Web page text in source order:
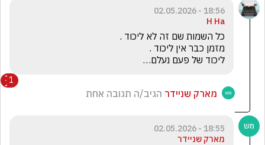
18:56 - 02.05.2026
H Ha
ליכוד של פעם נעלם…
1
מארק שניידר הגיב/ה תגובה אחת
18:55 - 02.05.2026
מארק שניידר